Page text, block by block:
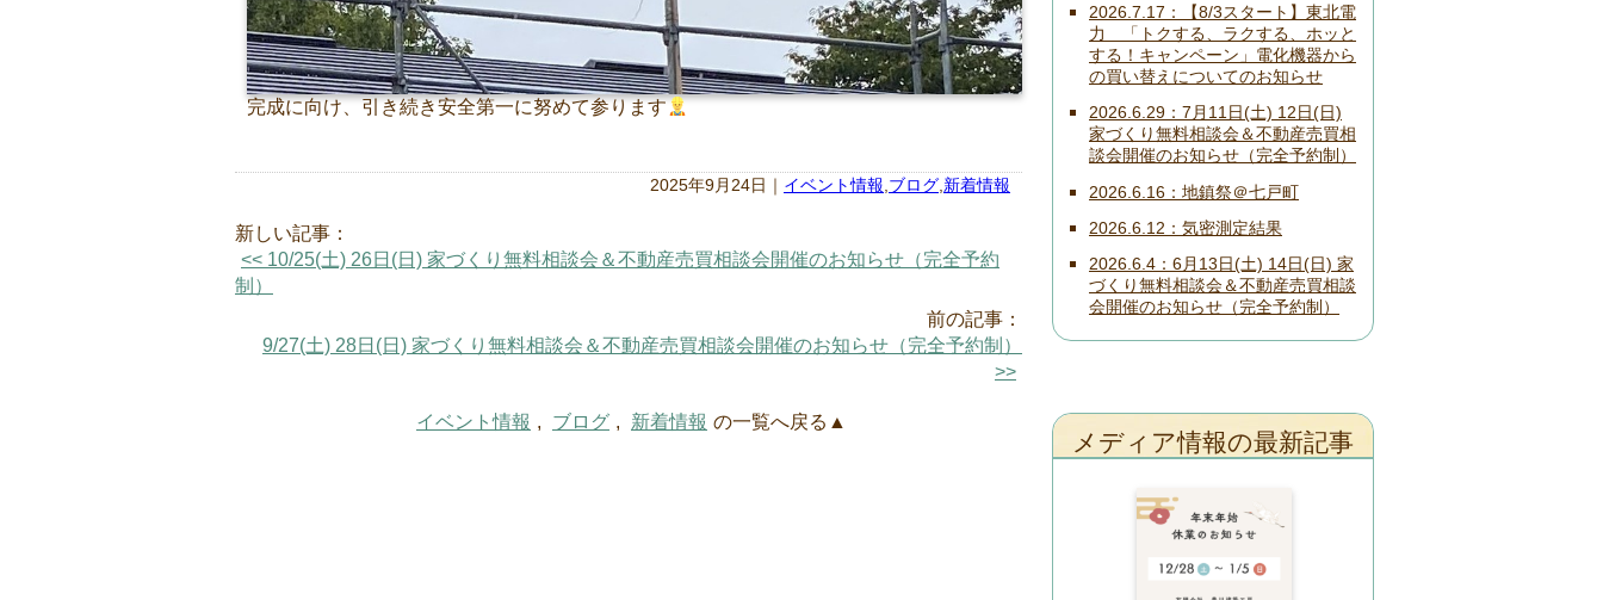
完成に向け、引き続き安全第一に努めて参ります
2025年9月24日｜ イベント情報 ブログ 新着情報
新しい記事：
<< 10/25(土) 26日(日) 家づくり無料相談会＆不動産売買相談会開催のお知らせ（完全予約
制）
前の記事：
9/27(土) 28日(日) 家づくり無料相談会＆不動産売買相談会開催のお知らせ（完全予約制）
>>
イベント情報 , ブログ , 新着情報 の一覧へ戻る▲
2026.7.17
【8/3スタート】東北電
力 「トクする、ラクする、ホッと
する！キャンペーン」電化機器から
の買い替えについてのお知らせ
2026.6.29
7月11日(土) 12日(日)
家づくり無料相談会＆不動産売買相
談会開催のお知らせ（完全予約制）
2026.6.16
地鎮祭＠七戸町
2026.6.12
気密測定結果
2026.6.4
6月13日(土) 14日(日) 家
づくり無料相談会＆不動産売買相談
会開催のお知らせ（完全予約制）
メディア情報の最新記事